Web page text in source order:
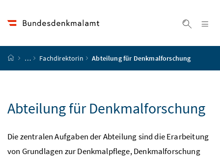
Startseite
… Fachdirektorin Abteilung für Denkmalforschung
Abteilung für Denkmalforschung
Die zentralen Aufgaben der Abteilung sind die Erarbeitung
von Grundlagen zur Denkmalpflege, Denkmalforschung